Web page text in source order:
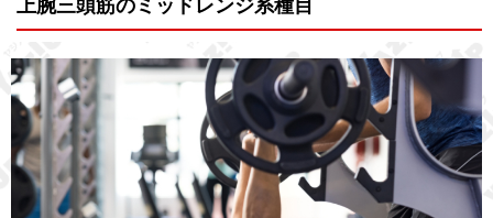
上腕三頭筋のミッドレンジ系種目